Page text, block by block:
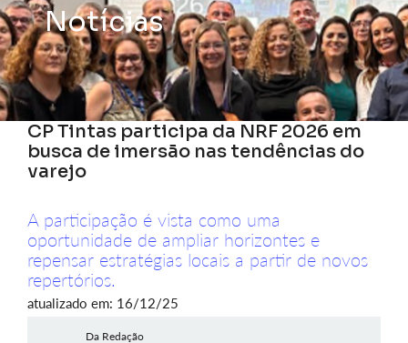
Notícias
CP Tintas participa da NRF 2026 em
busca de imersão nas tendências do
varejo
A participação é vista como uma
oportunidade de ampliar horizontes e
repensar estratégias locais a partir de novos
repertórios.
atualizado em: 16/12/25
Da Redação